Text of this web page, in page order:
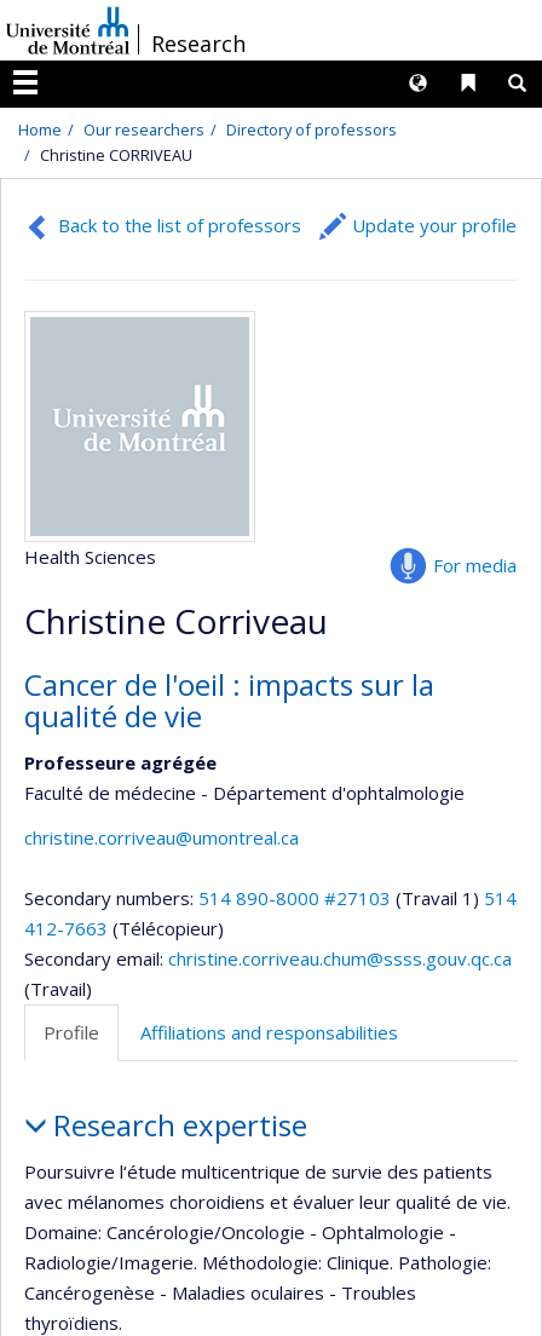
au
contenu
/Research
Menu
Liens
Langues
Home Our researchers
Directory of professors
Christine CORRIVEAU
Back to the list of professors Update your profile
For media
Health Sciences
Christine Corriveau
Cancer de l'oeil : impacts sur la
qualité de vie
Professeure agrégée
Faculté de médecine - Département d'ophtalmologie
christine.corriveau@umontreal.ca
Secondary numbers: 514 890-8000 #27103 (Travail 1) 514
412-7663 (Télécopieur)
Secondary email: christine.corriveau.chum@ssss.gouv.qc.ca
(Travail)
Profile
Affiliations and responsabilities
Research expertise
Poursuivre l‘étude multicentrique de survie des patients
avec mélanomes choroidiens et évaluer leur qualité de vie.
Domaine: Cancérologie/Oncologie - Ophtalmologie -
Radiologie/Imagerie. Méthodologie: Clinique. Pathologie:
Cancérogenèse - Maladies oculaires - Troubles
thyroïdiens.